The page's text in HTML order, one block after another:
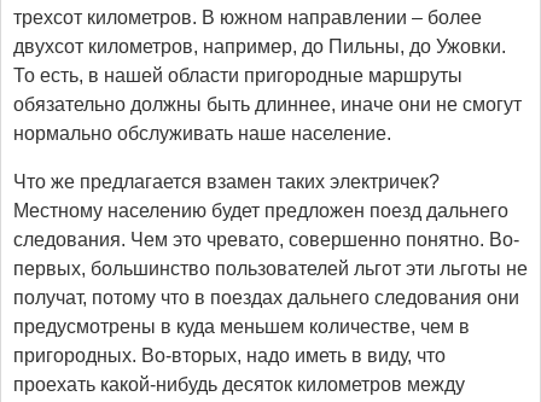
трехсот километров. В южном направлении – более
двухсот километров, например, до Пильны, до Ужовки.
То есть, в нашей области пригородные маршруты
обязательно должны быть длиннее, иначе они не смогут
нормально обслуживать наше население.
Что же предлагается взамен таких электричек?
Местному населению будет предложен поезд дальнего
следования. Чем это чревато, совершенно понятно. Во-
первых, большинство пользователей льгот эти льготы не
получат, потому что в поездах дальнего следования они
предусмотрены в куда меньшем количестве, чем в
пригородных. Во-вторых, надо иметь в виду, что
проехать какой-нибудь десяток километров между